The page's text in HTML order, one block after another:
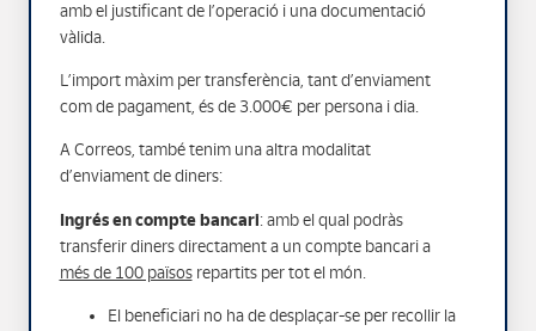
amb el justificant de l’operació i una documentació
vàlida.
L’import màxim per transferència, tant d’enviament
com de pagament, és de 3.000€ per persona i dia.
A Correos, també tenim una altra modalitat
d’enviament de diners:
Ingrés en compte bancari: amb el qual podràs
transferir diners directament a un compte bancari a
més de 100 païsosrepartits per tot el món.
El beneficiari no ha de desplaçar-se per recollir la